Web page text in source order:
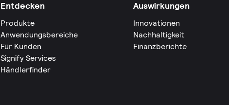
Entdecken
Produkte
Anwendungsbereiche
Für Kunden
Signify Services
Händlerfinder
Auswirkungen
Innovationen
Nachhaltigkeit
Finanzberichte